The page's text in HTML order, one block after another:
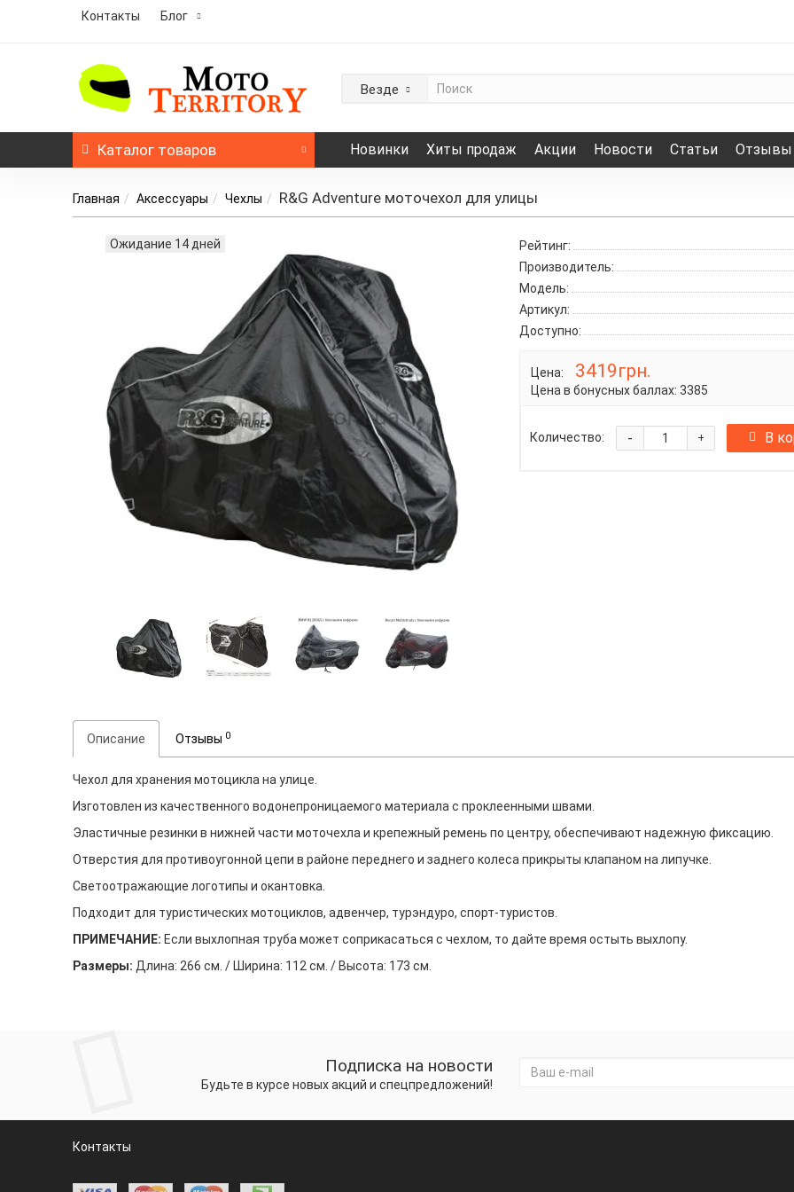
Контакты Блог
Везде
Каталог товаров Новинки Хиты продаж Акции Новости Статьи Отзывы
Главная Аксессуары Чехлы R&G Adventure моточехол для улицы
Ожидание 14 дней Рейтинг:
Производитель:
Модель:
Артикул:
Доступно:
Цена: 3419грн.
Цена в бонусных баллах:3385
Количество: +
- В
Описание Отзывы 0
Чехол для хранения мотоцикла на улице.
Изготовлен из качественного водонепроницаемого материала с проклеенными швами.
Эластичные резинки в нижней части моточехла и крепежный ремень по центру, обеспечивают надежную фиксацию.
Отверстия для противоугонной цепи в районе переднего и заднего колеса прикрыты клапаном на липучке.
Светоотражающие логотипы и окантовка.
Подходит для туристических мотоциклов, адвенчер, турэндуро, спорт-туристов.
ПРИМЕЧАНИЕ: Если выхлопная труба может соприкасаться с чехлом, то дайте время остыть выхлопу.
Размеры: Длина: 266 см. / Ширина: 112 см. / Высота: 173 см.
Подписка на новости
Будьте в курсе новых акций и спецпредложений!
Контакты